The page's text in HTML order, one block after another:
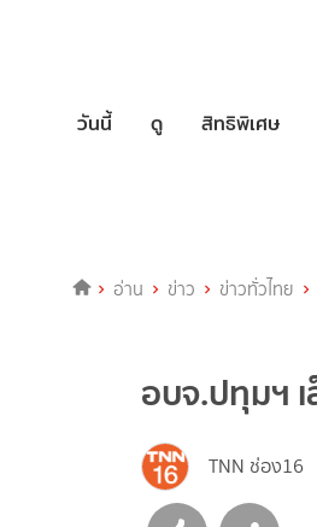
วันนี้ ดู สิทธิพิเศษ
อ่าน ข่าว ข่าวทั่วไทย
อบจ.ปทุมฯ
TNN ช่อง16